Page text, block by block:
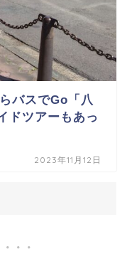
バスでGo「八
ドツアーもあっ
2023年11月12日